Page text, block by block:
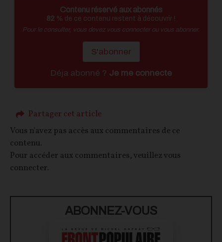
Contenu réservé aux abonnés
82 % de ce contenu restent à découvrir !
Pour le consulter, vous devez vous connecter ou vous abonner.
S'abonner
Déja abonné ? Je me connecte
Partager cet article
Vous n'avez pas accès aux commentaires de ce
contenu.
Pour accéder aux commentaires, veuillez vous
connecter.
ABONNEZ-VOUS